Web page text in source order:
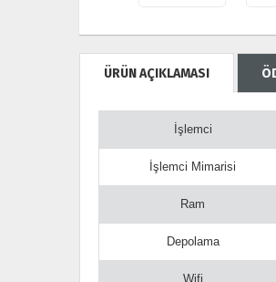
ÜRÜN AÇIKLAMASI
İşlemci
İşlemci Mimarisi
Ram
Depolama
Wifi